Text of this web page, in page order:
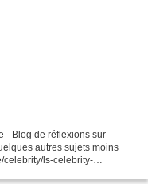
- Blog de réflexions sur
autres sujets moins
celebrity/ls-celebrity-